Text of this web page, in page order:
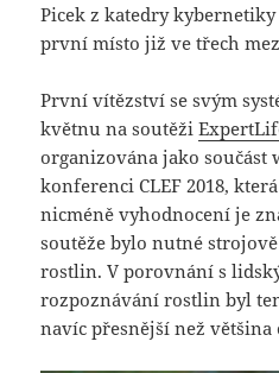
Picek z katedry
první místo již ve třech
První vítězství se svým
květnu na soutěži
organizována jako součást
konferenci CLEF 2018,
nicméně vyhodnocení je
soutěže bylo nutné
rostlin. V porovnání s
rozpoznávání rostlin byl
navíc přesnější než